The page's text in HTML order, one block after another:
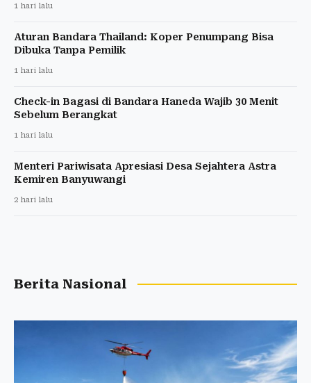
1 hari lalu
Aturan Bandara Thailand: Koper Penumpang Bisa
Dibuka Tanpa Pemilik
1 hari lalu
Check-in Bagasi di Bandara Haneda Wajib 30 Menit
Sebelum Berangkat
1 hari lalu
Menteri Pariwisata Apresiasi Desa Sejahtera Astra
Kemiren Banyuwangi
2 hari lalu
Berita Nasional